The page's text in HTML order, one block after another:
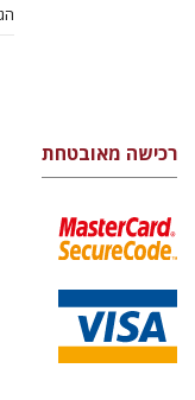
רכישה מאובטחת